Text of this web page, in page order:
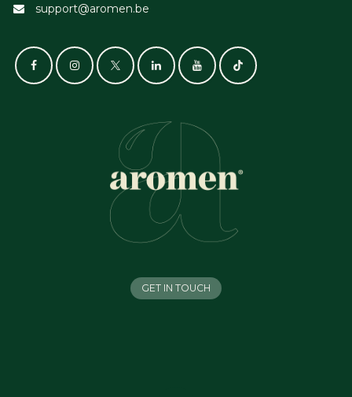
support@aromen.be
GET IN TOUCH